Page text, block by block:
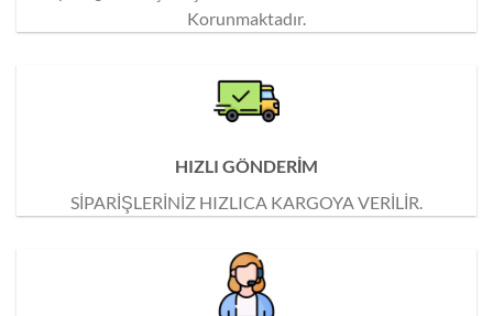
Korunmaktadır.
HIZLI GÖNDERİM
SİPARİŞLERİNİZ HIZLICA KARGOYA VERİLİR.